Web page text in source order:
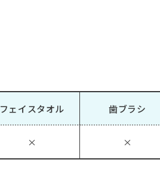
フェイスタオル
×
歯ブラシ
×